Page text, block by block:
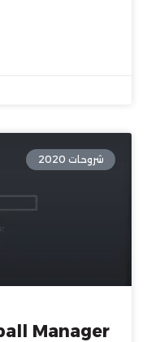
شروحات 2020